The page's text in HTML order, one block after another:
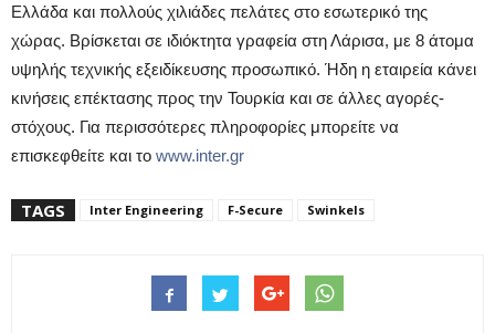
Ελλάδα και πολλούς χιλιάδες πελάτες στο εσωτερικό της
χώρας. Βρίσκεται σε ιδιόκτητα γραφεία στη Λάρισα, με 8 άτομα
υψηλής τεχνικής εξειδίκευσης προσωπικό. Ήδη η εταιρεία κάνει
κινήσεις επέκτασης προς την Τουρκία και σε άλλες αγορές-
στόχους. Για περισσότερες πληροφορίες μπορείτε να
επισκεφθείτε και το www.inter.gr
TAGS Inter Engineering F-Secure Swinkels